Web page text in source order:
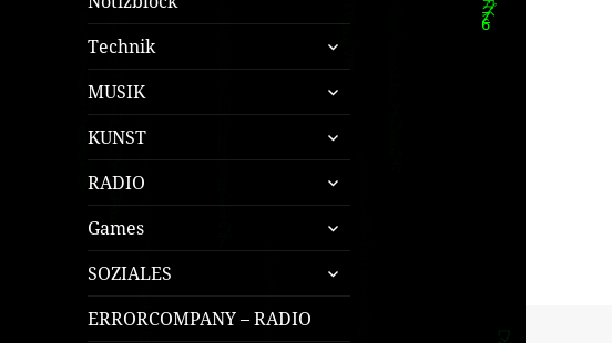
Technik
untermenü
öffnen
MUSIK
untermenü
öffnen
KUNST
untermenü
öffnen
RADIO
untermenü
öffnen
Games
untermenü
öffnen
SOZIALES
untermenü
öffnen
ERRORCOMPANY – RADIO